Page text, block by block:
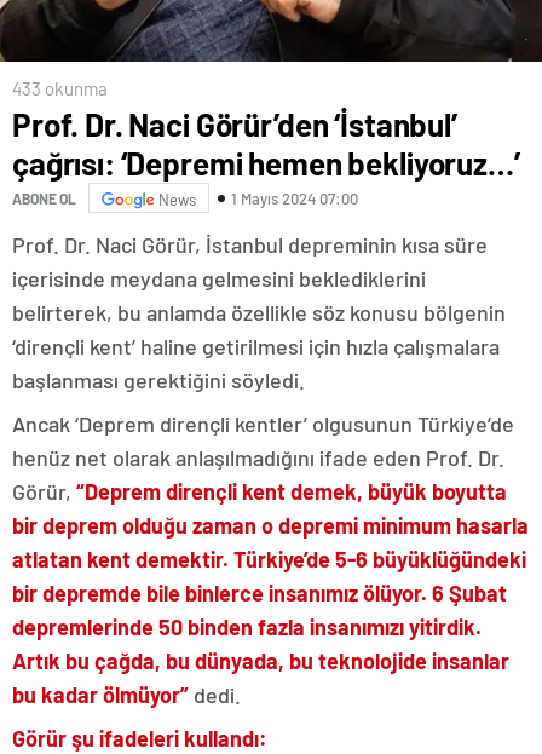
433 okunma
Prof. Dr. Naci Görür’den ‘İstanbul’
çağrısı: ‘Depremi hemen bekliyoruz…’
ABONE OL News 1 Mayıs 2024 07:00
Prof. Dr. Naci Görür, İstanbul depreminin kısa süre
içerisinde meydana gelmesini beklediklerini
belirterek, bu anlamda özellikle söz konusu bölgenin
‘dirençli kent’ haline getirilmesi için hızla çalışmalara
başlanması gerektiğini söyledi.
Ancak ‘Deprem dirençli kentler’ olgusunun Türkiye’de
henüz net olarak anlaşılmadığını ifade eden Prof. Dr.
Görür, “Deprem dirençli kent demek, büyük boyutta
bir deprem olduğu zaman o depremi minimum hasarla
atlatan kent demektir. Türkiye’de 5-6 büyüklüğündeki
bir depremde bile binlerce insanımız ölüyor. 6 Şubat
depremlerinde 50 binden fazla insanımızı yitirdik.
Artık bu çağda, bu dünyada, bu teknolojide insanlar
bu kadar ölmüyor” dedi.
Görür şu ifadeleri kullandı: